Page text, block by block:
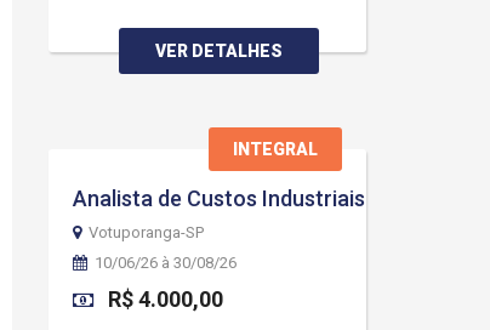
VER DETALHES
INTEGRAL
Analista de Custos Industriais
Votuporanga-SP
10/06/26 à 30/08/26
R$ 4.000,00